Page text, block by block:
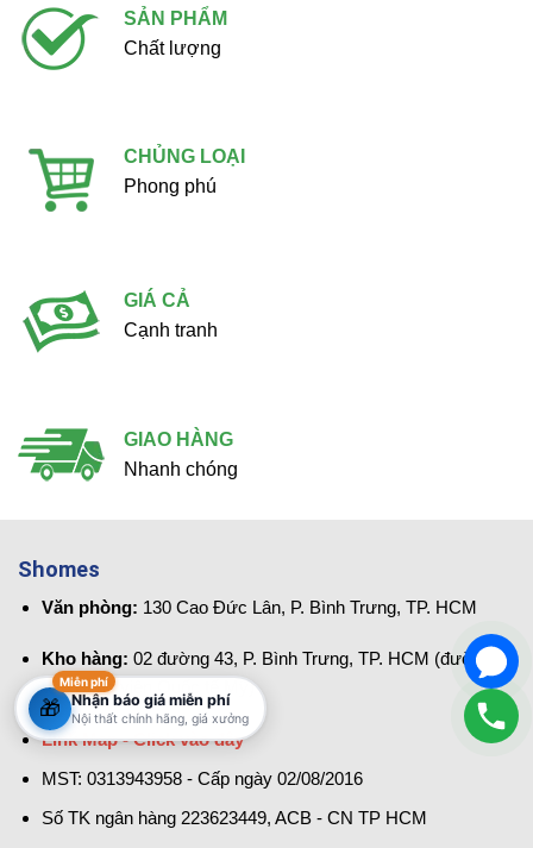
SẢN PHẨM
Chất lượng
CHỦNG LOẠI
Phong phú
GIÁ CẢ
Cạnh tranh
GIAO HÀNG
Nhanh chóng
Shomes
Văn phòng: 130 Cao Đức Lân, P. Bình Trưng, TP. HCM
Kho hàng: 02 đường 43, P. Bình Trưng, TP. HCM (đường
vào Bệnh viện Quốc tế Mỹ)
Link Map - Click vào đây
MST: 0313943958 - Cấp ngày 02/08/2016
Số TK ngân hàng 223623449, ACB - CN TP HCM
Miễn phí
🎁 Nhận báo giá miễn phí
Nội thất chính hãng, giá xưởng